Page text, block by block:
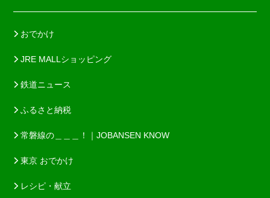
おでかけ
JRE MALLショッピング
鉄道ニュース
ふるさと納税
常磐線の＿＿＿！｜JOBANSEN KNOW
東京 おでかけ
レシピ・献立